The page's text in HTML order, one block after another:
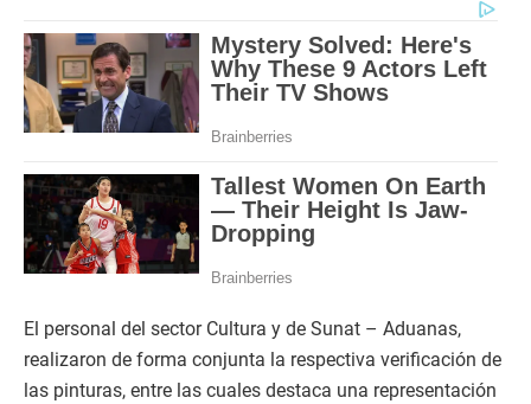
El personal del sector Cultura y de Sunat – Aduanas,
realizaron de forma conjunta la respectiva verificación de
las pinturas, entre las cuales destaca una representación